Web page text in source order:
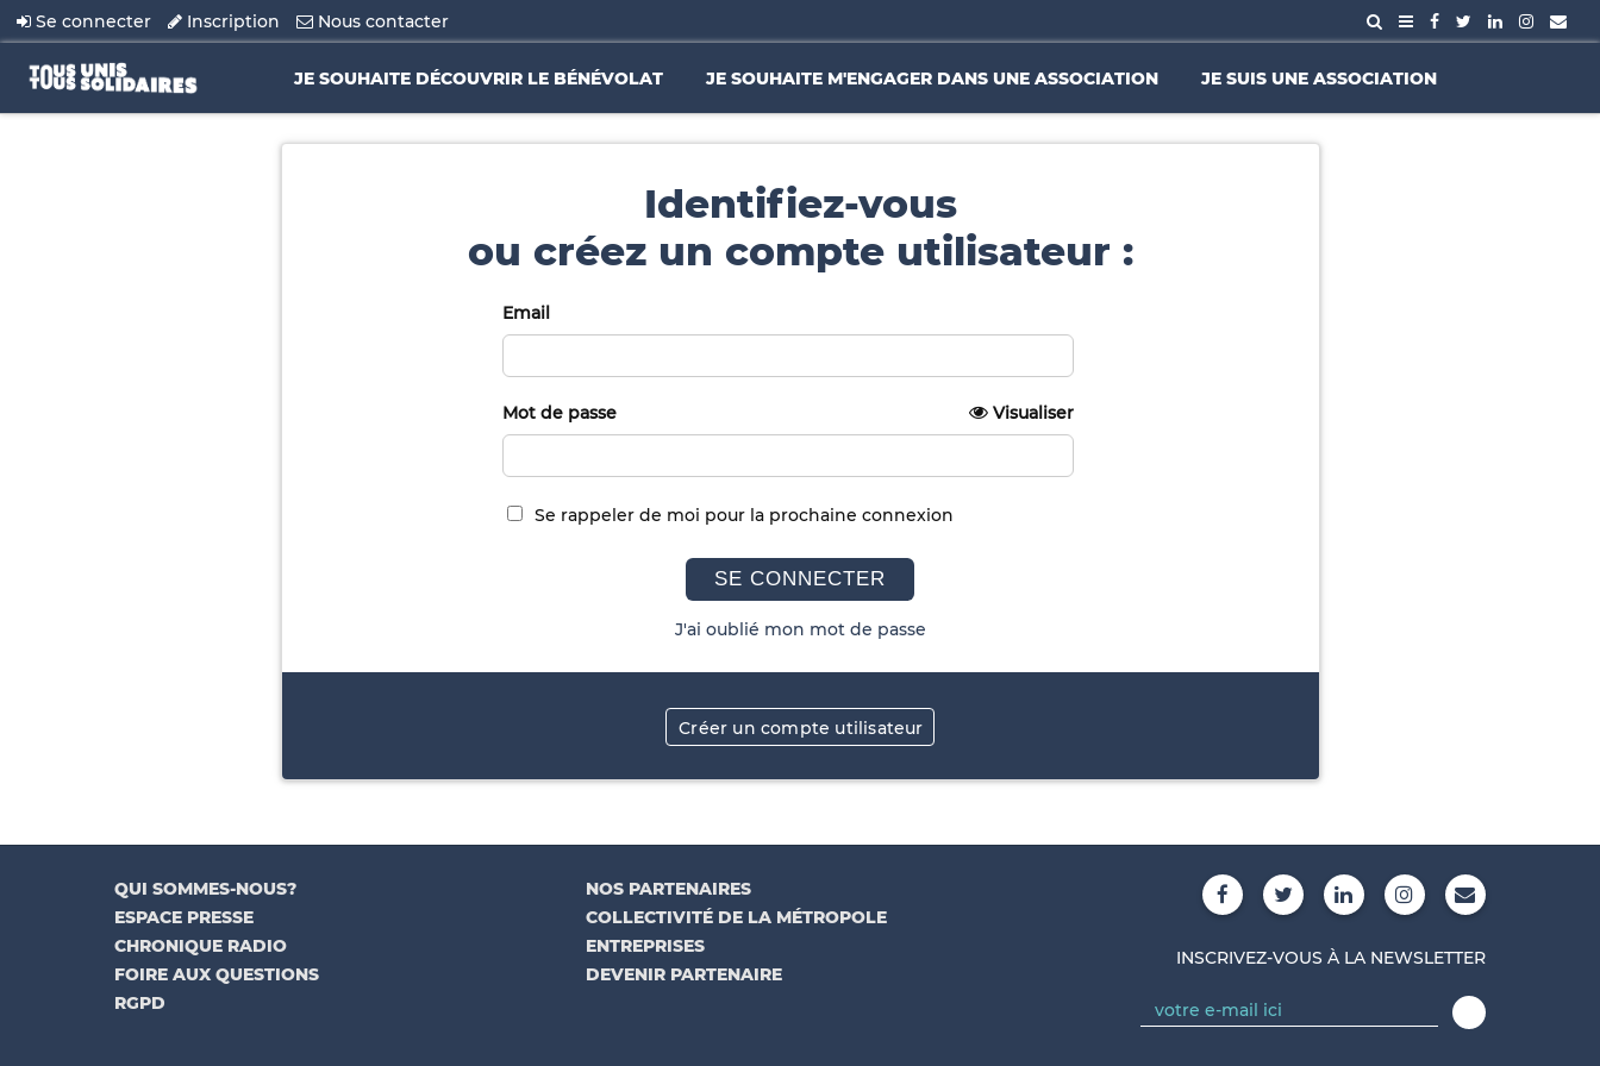
Se connecter Inscription Nous contacter
JE SOUHAITE DÉCOUVRIR LE BÉNÉVOLAT JE SOUHAITE M'ENGAGER DANS UNE ASSOCIATION JE SUIS UNE ASSOCIATION
Identifiez-vous
ou créez un compte utilisateur :
Email
Mot de passe Visualiser
Se rappeler de moi pour la prochaine connexion
SE CONNECTER
J'ai oublié mon mot de passe
Créer un compte utilisateur
QUI SOMMES-NOUS?
ESPACE PRESSE
CHRONIQUE RADIO
FOIRE AUX QUESTIONS
RGPD
NOS PARTENAIRES
COLLECTIVITÉ DE LA MÉTROPOLE
ENTREPRISES
DEVENIR PARTENAIRE
INSCRIVEZ-VOUS À LA NEWSLETTER